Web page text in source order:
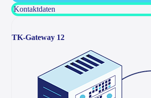
Kontaktdaten
TK-Gateway 12